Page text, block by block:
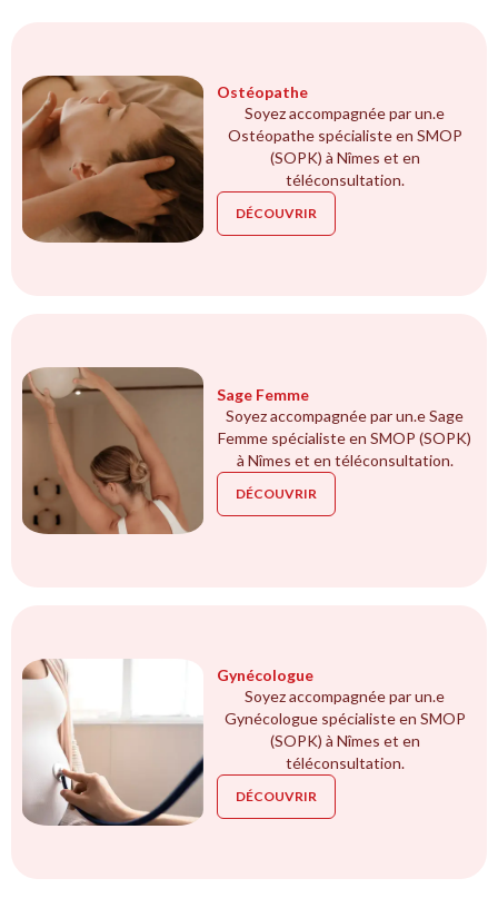
Ostéopathe
Soyez accompagnée par un.e
Ostéopathe spécialiste en SMOP
(SOPK) à Nîmes et en
téléconsultation.
DÉCOUVRIR
Sage Femme
Soyez accompagnée par un.e Sage
Femme spécialiste en SMOP (SOPK)
à Nîmes et en téléconsultation.
DÉCOUVRIR
Gynécologue
Soyez accompagnée par un.e
Gynécologue spécialiste en SMOP
(SOPK) à Nîmes et en
téléconsultation.
DÉCOUVRIR